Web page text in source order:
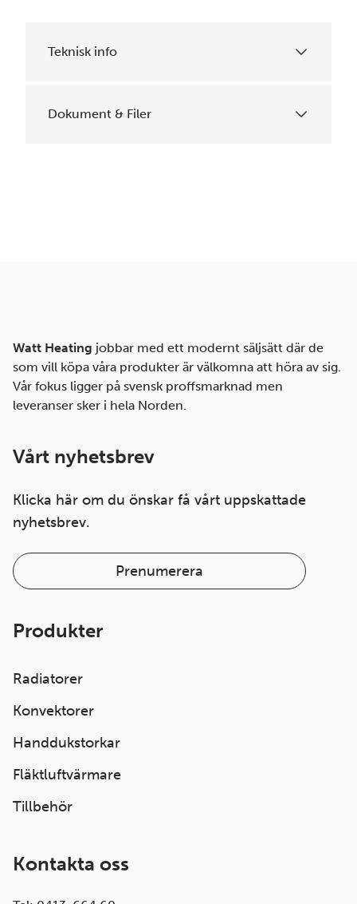
Teknisk info
Dokument & Filer
Watt Heating jobbar med ett modernt säljsätt där de
som vill köpa våra produkter är välkomna att höra av sig.
Vår fokus ligger på svensk proffsmarknad men
leveranser sker i hela Norden.
Vårt nyhetsbrev
Klicka här om du önskar få vårt uppskattade
nyhetsbrev.
Prenumerera
Produkter
Radiatorer
Konvektorer
Handdukstorkar
Fläktluftvärmare
Tillbehör
Kontakta oss